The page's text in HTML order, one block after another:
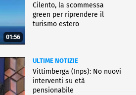
01:56
Cilento, la scommessa
green per riprendere il
turismo estero
ULTIME NOTIZIE
Vittimberga (Inps): No nuovi
interventi su età
pensionabile